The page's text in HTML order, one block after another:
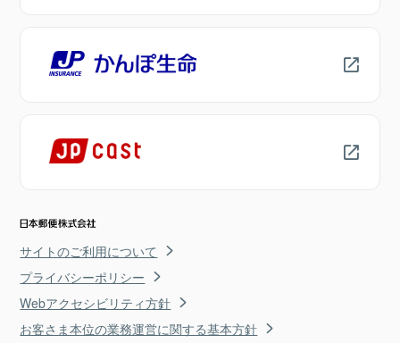
サイトのご利用について
プライバシーポリシー
Webアクセシビリティ方針
お客さま本位の業務運営に関する基本方針